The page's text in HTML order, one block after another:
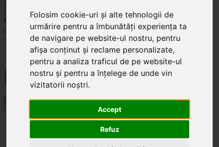
Folosim cookie-uri și alte tehnologii de
urmărire pentru a îmbunătăți experiența ta
de navigare pe website-ul nostru, pentru
afișa conținut și reclame personalizate,
pentru a analiza traficul de pe website-ul
nostru și pentru a înțelege de unde vin
vizitatorii noștri.
Accept
Refuz
Celoplast
Transportul este GRATUIT pentru comenzile mai mari de 350 Lei. Comanda minimă în
valoare de 100 Lei. Expediere în 1 - 2 zile lucrătoare.
0